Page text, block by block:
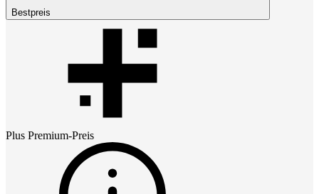
Bestpreis
Plus Premium-Preis